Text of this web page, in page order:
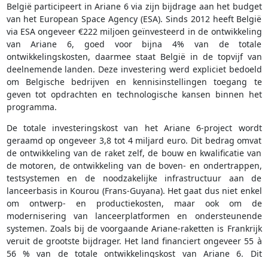
België participeert in Ariane 6 via zijn bijdrage aan het budget
van het European Space Agency (ESA). Sinds 2012 heeft België
via ESA ongeveer €222 miljoen geïnvesteerd in de ontwikkeling
van Ariane 6, goed voor bijna 4% van de totale
ontwikkelingskosten, daarmee staat België in de topvijf van
deelnemende landen. Deze investering werd expliciet bedoeld
om Belgische bedrijven en kennisinstellingen toegang te
geven tot opdrachten en technologische kansen binnen het
programma.
De totale investeringskost van het Ariane 6-project wordt
geraamd op ongeveer 3,8 tot 4 miljard euro. Dit bedrag omvat
de ontwikkeling van de raket zelf, de bouw en kwalificatie van
de motoren, de ontwikkeling van de boven- en ondertrappen,
testsystemen en de noodzakelijke infrastructuur aan de
lanceerbasis in Kourou (Frans-Guyana). Het gaat dus niet enkel
om ontwerp- en productiekosten, maar ook om de
modernisering van lanceerplatformen en ondersteunende
systemen. Zoals bij de voorgaande Ariane-raketten is Frankrijk
veruit de grootste bijdrager. Het land financiert ongeveer 55 à
56 % van de totale ontwikkelingskost van Ariane 6. Dit